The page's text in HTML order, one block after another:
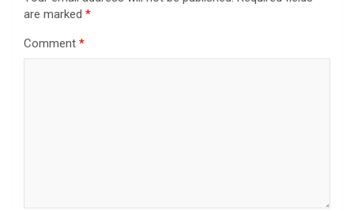
are marked *
Comment *